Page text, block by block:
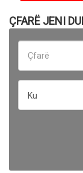
ÇFARË JENI
Ku